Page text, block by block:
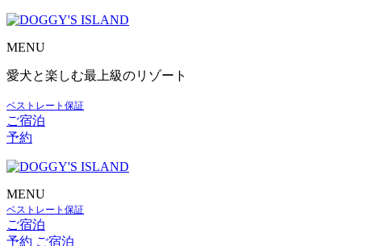
MENU
愛犬と楽しむ最上級のリゾート
ベストレート保証
ご宿泊
予約
MENU
ベストレート保証
ご宿泊
予約 ご宿泊